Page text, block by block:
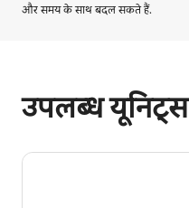
और समय के साथ बदल सकते हैं.
उपलब्ध यूनिट्स